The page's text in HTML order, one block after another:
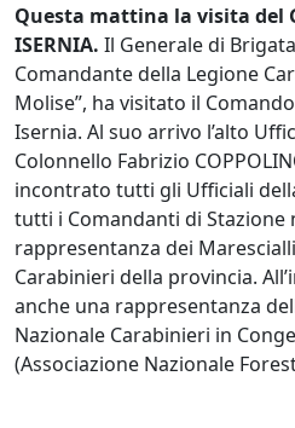
Questa mattina la visita del
ISERNIA. Il Generale di
Comandante della Legione
Molise”, ha visitato il
Isernia. Al suo arrivo l’alto
Colonnello Fabrizio
incontrato tutti gli Ufficiali
tutti i Comandanti di Stazione
rappresentanza dei
Carabinieri della provincia.
anche una rappresentanza
Nazionale Carabinieri in
(Associazione Nazionale